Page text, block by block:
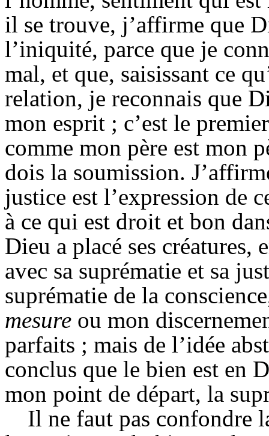
il se trouve, j’affirme que
l’iniquité, parce que je
mal, et que, saisissant ce
relation, je reconnais que
mon esprit ; c’est le
comme mon père est mon
dois la soumission.
justice est l’expression de
à ce qui est droit et bon
Dieu a placé ses créatures,
avec sa suprématie et sa
suprématie de la
mesure ou mon
parfaits ; mais de l’idée
conclus que le bien est en
mon point de départ, la
Il ne faut pas confondre